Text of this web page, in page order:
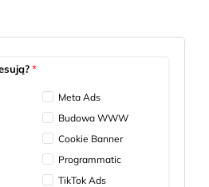
*
Meta Ads
Budowa WWW
Cookie Banner
Programmatic
TikTok Ads